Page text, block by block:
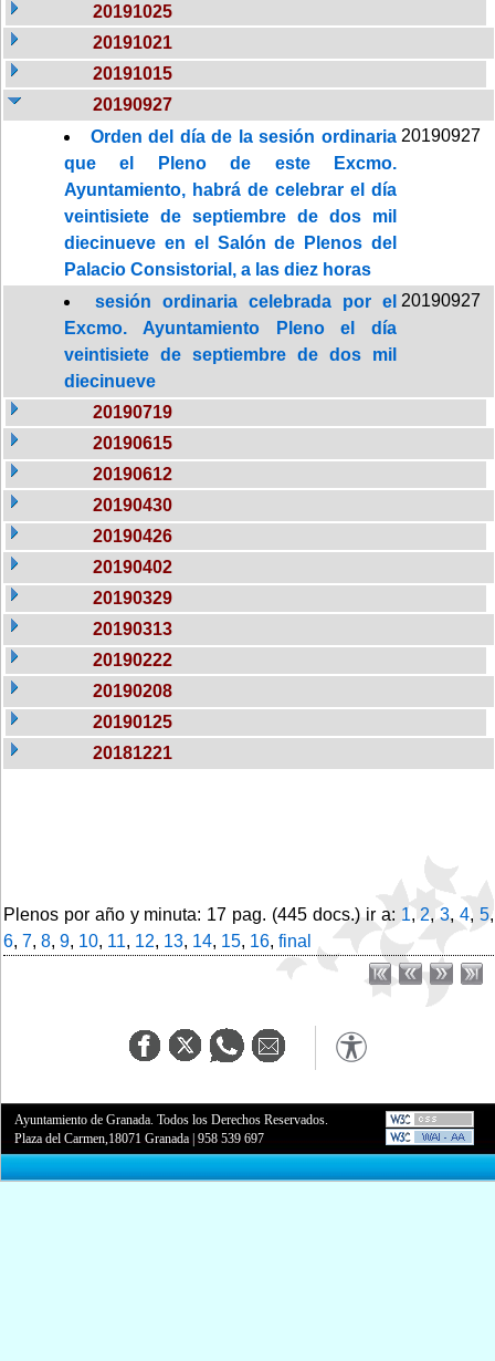
20191025
20191021
20191015
20190927
Orden del día de la sesión ordinaria
que el Pleno de este Excmo.
Ayuntamiento, habrá de celebrar el día
veintisiete de septiembre de dos mil
diecinueve en el Salón de Plenos del
Palacio Consistorial, a las diez horas
20190927
sesión ordinaria celebrada por el
Excmo. Ayuntamiento Pleno el día
veintisiete de septiembre de dos mil
diecinueve
20190927
20190719
20190615
20190612
20190430
20190426
20190402
20190329
20190313
20190222
20190208
20190125
20181221
Plenos por año y minuta: 17 pag. (445 docs.) ir a: 1,2,3,4,5,
6, 7, 8, 9, 10, 11, 12, 13, 14, 15, 16, final
Ayuntamiento de Granada. Todos los Derechos Reservados.
Plaza del Carmen,18071 Granada |958 539 697